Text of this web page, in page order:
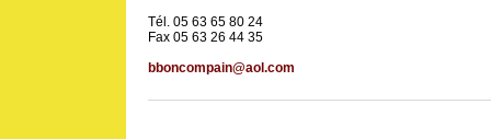
Tél. 05 63 65 80 24
Fax 05 63 26 44 35
bboncompain@aol.com